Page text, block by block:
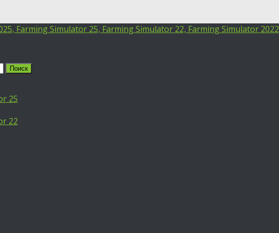
Farming Simulator 25, Farming Simulator 22, Farming Simulator 2022
25
22